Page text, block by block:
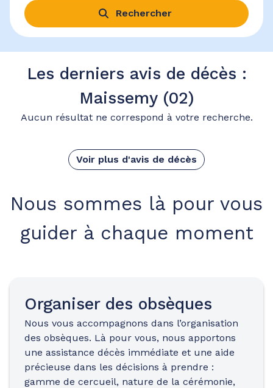
Rechercher
Les derniers avis de décès :
Maissemy (02)
Aucun résultat ne correspond à votre recherche.
Voir plus d'avis de décès
Nous sommes là pour vous
guider à chaque moment
Organiser des obsèques
Nous vous accompagnons dans l’organisation
des obsèques. Là pour vous, nous apportons
une assistance décès immédiate et une aide
précieuse dans les décisions à prendre :
gamme de cercueil, nature de la cérémonie,